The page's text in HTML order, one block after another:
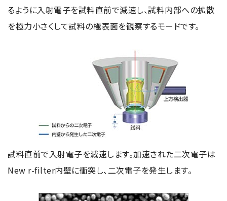
るように入射電子を試料直前で減速し、試料内部への拡散
を極力小さくして試料の極表面を観察するモードです。
試料直前で入射電子を減速します。加速された二次電子は
New r-filter内壁に衝突し、二次電子を発生します。